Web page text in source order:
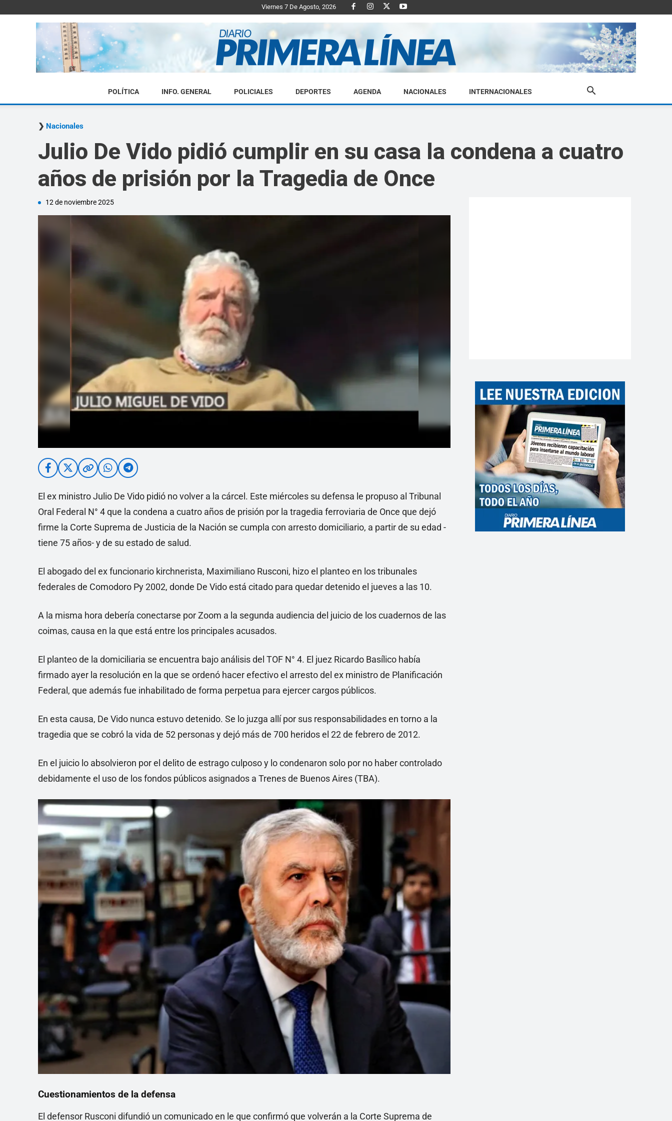
Viernes 7 De Agosto, 2026
Diario
POLÍTICA INFO. GENERAL POLICIALES DEPORTES AGENDA NACIONALES INTERNACIONALES
Nacionales
Julio De Vido pidió cumplir en su casa la condena a cuatro
años de prisión por la Tragedia de Once
12 de noviembre 2025
El ex ministro Julio De Vido pidió no volver a la cárcel. Este miércoles su defensa le propuso al Tribunal
Oral Federal N° 4 que la condena a cuatro años de prisión por la tragedia ferroviaria de Once que dejó
firme la Corte Suprema de Justicia de la Nación se cumpla con arresto domiciliario, a partir de su edad -
tiene 75 años- y de su estado de salud.
El abogado del ex funcionario kirchnerista, Maximiliano Rusconi, hizo el planteo en los tribunales
federales de Comodoro Py 2002, donde De Vido está citado para quedar detenido el jueves a las 10.
A la misma hora debería conectarse por Zoom a la segunda audiencia del juicio de los cuadernos de las
coimas, causa en la que está entre los principales acusados.
El planteo de la domiciliaria se encuentra bajo análisis del TOF N° 4. El juez Ricardo Basílico había
firmado ayer la resolución en la que se ordenó hacer efectivo el arresto del ex ministro de Planificación
Federal, que además fue inhabilitado de forma perpetua para ejercer cargos públicos.
En esta causa, De Vido nunca estuvo detenido. Se lo juzga allí por sus responsabilidades en torno a la
tragedia que se cobró la vida de 52 personas y dejó más de 700 heridos el 22 de febrero de 2012.
En el juicio lo absolvieron por el delito de estrago culposo y lo condenaron solo por no haber controlado
debidamente el uso de los fondos públicos asignados a Trenes de Buenos Aires (TBA).
Cuestionamientos de la defensa
El defensor Rusconi difundió un comunicado en le que confirmó que volverán a la Corte Suprema de